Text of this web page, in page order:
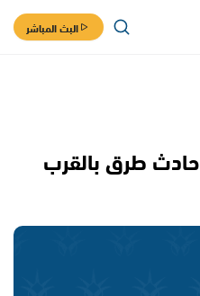
البث المباشر
حادث طرق بالقرب